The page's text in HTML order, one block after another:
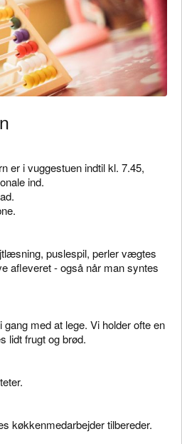
er i vuggestuen indtil kl. 7.45,
ind.
puslespil, perler vægtes
afleveret - også når man syntes
med at lege. Vi holder ofte en
lidt frugt og brød.
køkkenmedarbejder tilbereder.